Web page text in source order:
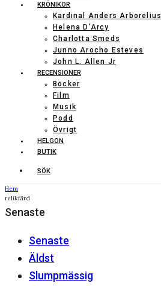
KRÖNIKOR
Kardinal Anders Arborelius
Helena D’Arcy
Charlotta Smeds
Junno Arocho Esteves
John L. Allen Jr
RECENSIONER
Böcker
Film
Musik
Podd
Övrigt
HELGON
BUTIK
SÖK
Hem
relikfärd
Senaste
Senaste
Äldst
Slumpmässig